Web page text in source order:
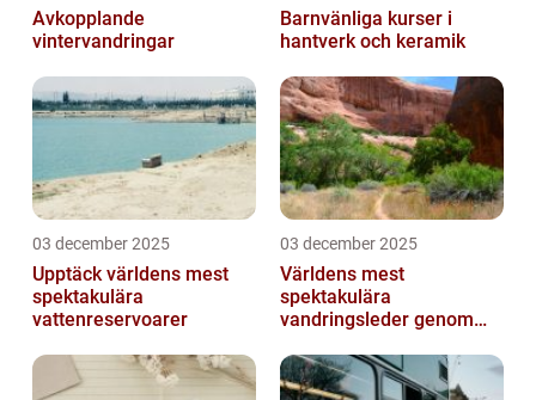
Avkopplande
vintervandringar
Barnvänliga kurser i
hantverk och keramik
03 december 2025
Upptäck världens mest
spektakulära
vattenreservoarer
03 december 2025
Världens mest
spektakulära
vandringsleder genom